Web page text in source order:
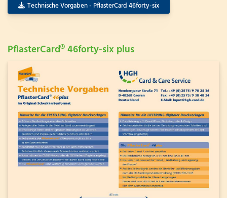
Technische Vorgaben - PflasterCard 46forty-six
PflasterCard® 46forty-six plus